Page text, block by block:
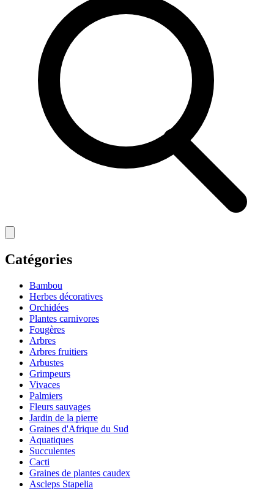
Catégories
Bambou
Herbes décoratives
Orchidées
Plantes carnivores
Fougères
Arbres
Arbres fruitiers
Arbustes
Grimpeurs
Vivaces
Palmiers
Fleurs sauvages
Jardin de la pierre
Graines d'Afrique du Sud
Aquatiques
Succulentes
Cacti
Graines de plantes caudex
Ascleps Stapelia